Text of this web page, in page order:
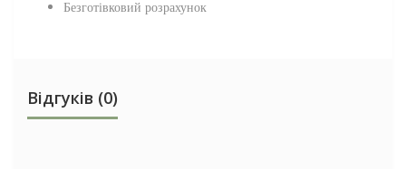
Безготівковий розрахунок
Відгуків (0)